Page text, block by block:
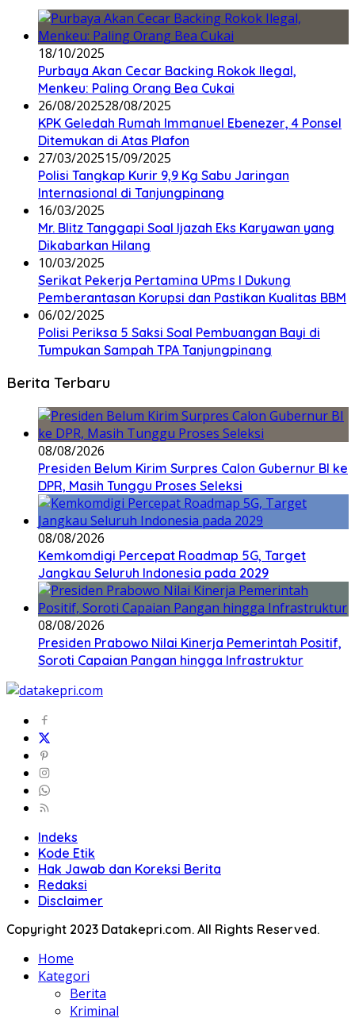
18/10/2025
Purbaya Akan Cecar Backing Rokok Ilegal,
Menkeu: Paling Orang Bea Cukai
26/08/202528/08/2025
KPK Geledah Rumah Immanuel Ebenezer, 4 Ponsel
Ditemukan di Atas Plafon
27/03/202515/09/2025
Polisi Tangkap Kurir 9,9 Kg Sabu Jaringan
Internasional di Tanjungpinang
16/03/2025
Mr. Blitz Tanggapi Soal Ijazah Eks Karyawan yang
Dikabarkan Hilang
10/03/2025
Serikat Pekerja Pertamina UPms I Dukung
Pemberantasan Korupsi dan Pastikan Kualitas BBM
06/02/2025
Polisi Periksa 5 Saksi Soal Pembuangan Bayi di
Tumpukan Sampah TPA Tanjungpinang
Berita Terbaru
08/08/2026
Presiden Belum Kirim Surpres Calon Gubernur BI ke
DPR, Masih Tunggu Proses Seleksi
08/08/2026
Kemkomdigi Percepat Roadmap 5G, Target
Jangkau Seluruh Indonesia pada 2029
08/08/2026
Presiden Prabowo Nilai Kinerja Pemerintah Positif,
Soroti Capaian Pangan hingga Infrastruktur
Indeks
Kode Etik
Hak Jawab dan Koreksi Berita
Redaksi
Disclaimer
Copyright 2023 Datakepri.com. All Rights Reserved.
Home
Kategori
Berita
Kriminal